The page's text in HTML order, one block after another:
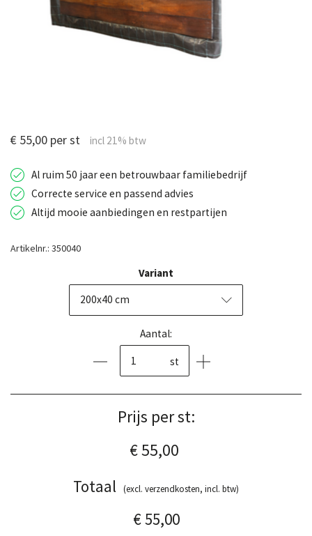
€ 55,00 per st
Al ruim 50 jaar een betrouwbaar familiebedrijf
Correcte service en passend advies
Altijd mooie aanbiedingen en restpartijen
Artikelnr.: 350040
Variant
200x40 cm
Aantal:
st
Prijs per st:
€ 55,00
Totaal
(excl. verzendkosten, incl. btw)
€ 55,00